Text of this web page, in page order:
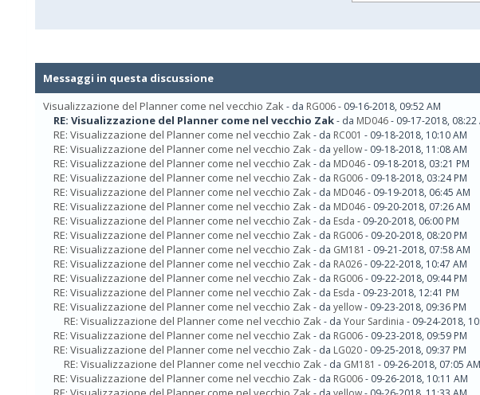
Messaggi in questa discussione
Visualizzazione del Planner come nel vecchio Zak- da RG006- 09-16-2018, 09:52 AM
RE: Visualizzazione del Planner come nel vecchio Zak- da MD046- 09-17-2018, 08:22
RE: Visualizzazione del Planner come nel vecchio Zak- da RC001 - 09-18-2018, 10:10 AM
RE: Visualizzazione del Planner come nel vecchio Zak- da yellow- 09-18-2018, 11:08 AM
RE: Visualizzazione del Planner come nel vecchio Zak- da MD046- 09-18-2018, 03:21 PM
RE: Visualizzazione del Planner come nel vecchio Zak- da RG006- 09-18-2018, 03:24 PM
RE: Visualizzazione del Planner come nel vecchio Zak- da MD046- 09-19-2018, 06:45 AM
RE: Visualizzazione del Planner come nel vecchio Zak- da MD046- 09-20-2018, 07:26 AM
RE: Visualizzazione del Planner come nel vecchio Zak- da Esda - 09-20-2018, 06:00 PM
RE: Visualizzazione del Planner come nel vecchio Zak- da RG006- 09-20-2018, 08:20 PM
RE: Visualizzazione del Planner come nel vecchio Zak- da GM181 - 09-21-2018, 07:58 AM
RE: Visualizzazione del Planner come nel vecchio Zak- da RA026- 09-22-2018, 10:47 AM
RE: Visualizzazione del Planner come nel vecchio Zak- da RG006- 09-22-2018, 09:44 PM
RE: Visualizzazione del Planner come nel vecchio Zak- da Esda - 09-23-2018, 12:41 PM
RE: Visualizzazione del Planner come nel vecchio Zak- da yellow- 09-23-2018, 09:36 PM
RE: Visualizzazione del Planner come nel vecchio Zak- da Your Sardinia - 09-24-2018,
RE: Visualizzazione del Planner come nel vecchio Zak- da RG006- 09-23-2018, 09:59 PM
RE: Visualizzazione del Planner come nel vecchio Zak- da LG020- 09-25-2018, 09:37 PM
RE: Visualizzazione del Planner come nel vecchio Zak- da GM181 - 09-26-2018, 07:05 AM
RE: Visualizzazione del Planner come nel vecchio Zak- da RG006- 09-26-2018, 10:11 AM